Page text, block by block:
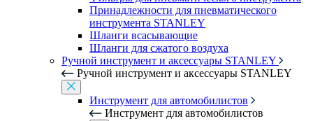
Принадлежности для пневматического
инструмента STANLEY
Шланги всасывающие
Шланги для сжатого воздуха
Ручной инструмент и аксессуары STANLEY
Ручной инструмент и аксессуары STANLEY
Инструмент для автомобилистов
Инструмент для автомобилистов